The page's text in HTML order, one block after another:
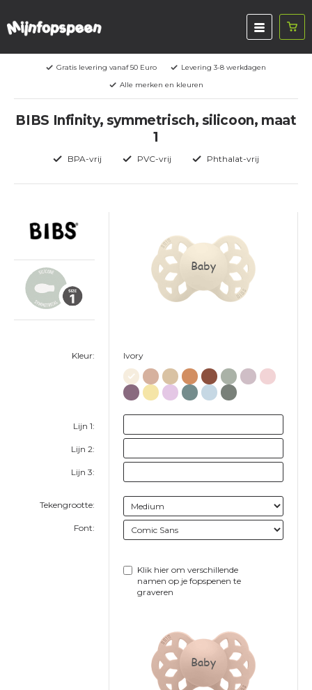
Gratis levering vanaf 50 Euro
Levering 3-8 werkdagen
Alle merken en kleuren
BIBS Infinity, symmetrisch, silicoon, maat
1
BPA-vrij PVC-vrij Phthalat-vrij
Kleur:
Lijn 1:
Lijn 2:
Lijn 3:
Tekengrootte:
Font:
Baby
Ivory
Klik hier om verschillende
namen op je fopspenen te
graveren
Baby